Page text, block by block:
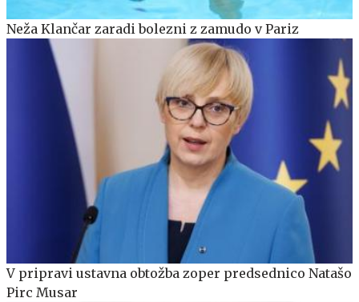
Neža Klančar zaradi bolezni z zamudo v Pariz
V pripravi ustavna obtožba zoper predsednico Natašo
Pirc Musar